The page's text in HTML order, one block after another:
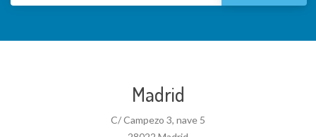
Madrid
C/ Campezo 3, nave 5